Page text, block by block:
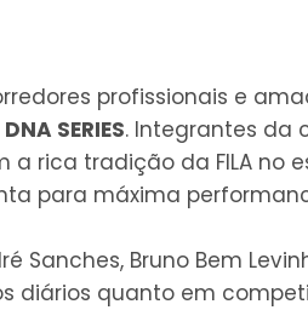
profissionais e
SERIES. Integrantes da
rica tradição da FILA no
para máxima
Sanches, Bruno Bem
diários quanto em